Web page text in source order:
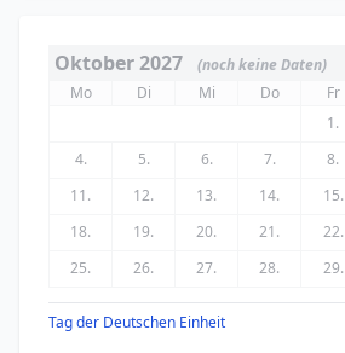
Oktober 2027
(noch keine Daten)
Mo
Di Mi Do Fr
1.
4.
5. 6. 7. 8.
11.
12. 13. 14. 15.
18.
19. 20. 21. 22.
25.
26. 27. 28. 29.
Tag der Deutschen Einheit